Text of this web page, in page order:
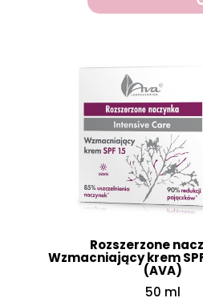
Rozszerzone
Wzmacniający krem
(AVA)
50 ml